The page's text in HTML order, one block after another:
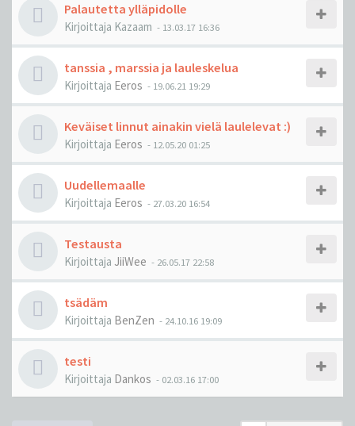
Palautetta ylläpidolle
Kirjoittaja Kazaam - 13.03.17 16:36
tanssia , marssia ja lauleskelua
Kirjoittaja Eeros - 19.06.21 19:29
Keväiset linnut ainakin vielä laulelevat :)
Kirjoittaja Eeros - 12.05.20 01:25
Uudellemaalle
Kirjoittaja Eeros - 27.03.20 16:54
Testausta
Kirjoittaja JiiWee - 26.05.17 22:58
tsädäm
Kirjoittaja BenZen - 24.10.16 19:09
testi
Kirjoittaja Dankos - 02.03.16 17:00